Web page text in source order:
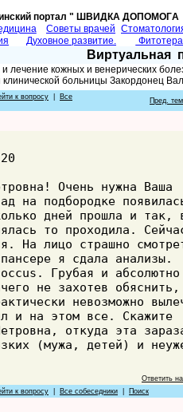
портал " ШВИДКА
Советы врачей
Духовное развитие.
Виртуальная
и лечение кожных и венерических
клинической больницы Закордонец
к вопросу
Все
Пред.
Очень нужна Ваша
на подбородке
дней прошла и так,
то проходила.
На лицо страшно
я сдала анализы.
Грубая и абсолютно
не захотев обяснить,
невозможно
и на этом все. Скажите
откуда эта
(мужа, детей) и
Ответить
к вопросу Все собеседники Поиск